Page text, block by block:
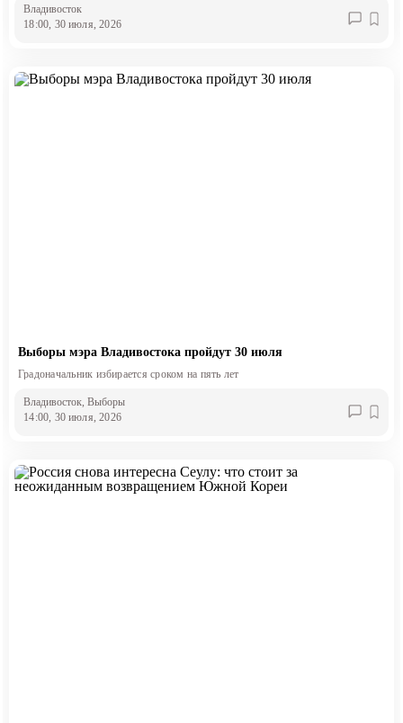
Владивосток
18:00, 30 июля, 2026
Выборы мэра Владивостока пройдут 30 июля
Градоначальник избирается сроком на пять лет
Владивосток, Выборы
14:00, 30 июля, 2026